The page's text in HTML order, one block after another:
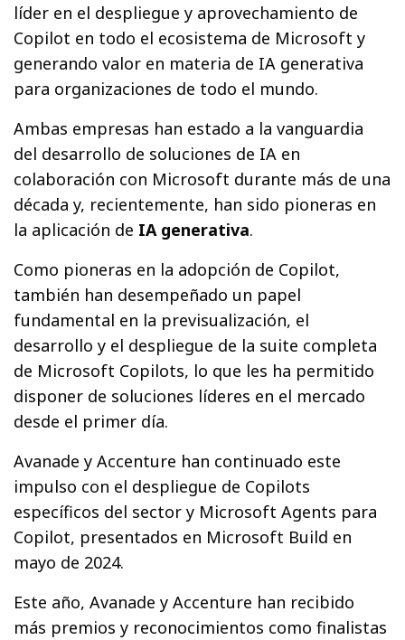
líder en el despliegue y aprovechamiento de
Copilot en todo el ecosistema de Microsoft y
generando valor en materia de IA generativa
para organizaciones de todo el mundo.
Ambas empresas han estado a la vanguardia
del desarrollo de soluciones de IA en
colaboración con Microsoft durante más de una
década y, recientemente, han sido pioneras en
la aplicación de IA generativa.
Como pioneras en la adopción de Copilot,
también han desempeñado un papel
fundamental en la previsualización, el
desarrollo y el despliegue de la suite completa
de Microsoft Copilots, lo que les ha permitido
disponer de soluciones líderes en el mercado
desde el primer día.
Avanade y Accenture han continuado este
impulso con el despliegue de Copilots
específicos del sector y Microsoft Agents para
Copilot, presentados en Microsoft Build en
mayo de 2024.
Este año, Avanade y Accenture han recibido
más premios y reconocimientos como finalistas